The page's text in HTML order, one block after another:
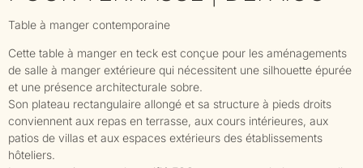
Table à manger contemporaine
Cette table à manger en teck est conçue pour les aménagements
de salle à manger extérieure qui nécessitent une silhouette épurée
et une présence architecturale sobre.
Son plateau rectangulaire allongé et sa structure à pieds droits
conviennent aux repas en terrasse, aux cours intérieures, aux
patios de villas et aux espaces extérieurs des établissements
hôteliers.